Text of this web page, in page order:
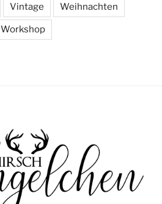
Vintage Weihnachten
Workshop